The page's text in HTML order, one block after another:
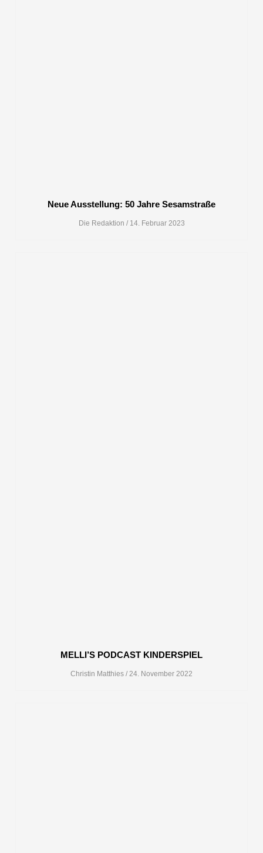
Neue Ausstellung: 50 Jahre Sesamstraße
Die Redaktion 14. Februar 2023
MELLI’S PODCAST KINDERSPIEL
Christin Matthies 24. November 2022